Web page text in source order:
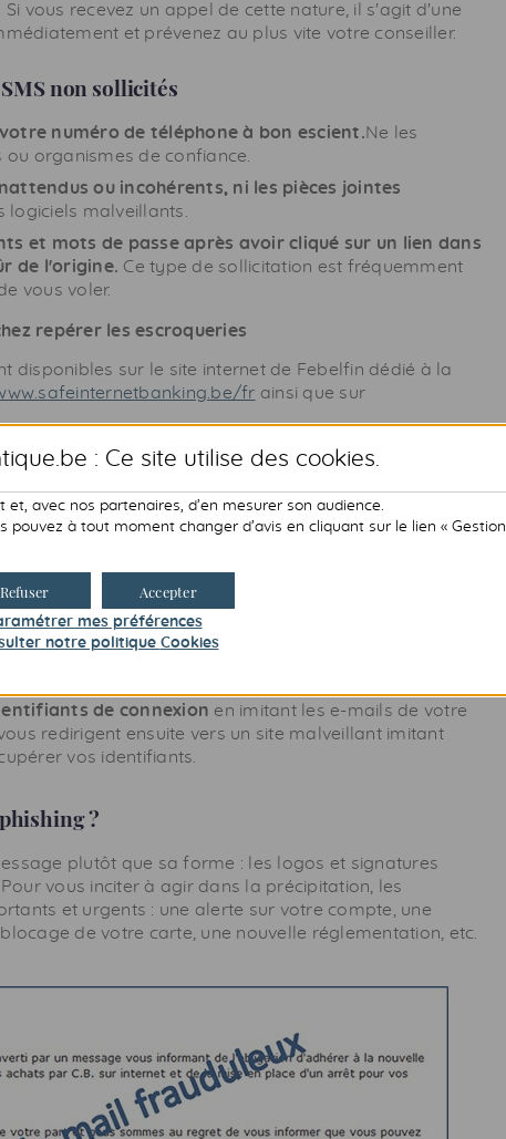
vous recevez un appel de cette nature, il s'agit d'une
et prévenez au plus vite votre conseiller.
non sollicités
numéro de téléphone à bon escient.Ne les
organismes de confiance.
ou incohérents, ni les pièces jointes
logiciels malveillants.
et mots de passe après avoir cliqué sur un lien dans
de l'origine. Ce type de sollicitation est fréquemment
vous voler.
repérer les escroqueries
disponibles sur le site internet de Febelfin dédié à la
fr ainsi que sur
tous les moyens de réaliser des opérations
de connexion en imitant les e-mails de votre
redirigent ensuite vers un site malveillant imitant
vos identifiants.
phishing?
plutôt que sa forme : les logos et signatures
vous inciter à agir dans la précipitation, les
et urgents : une alerte sur votre compte, une
de votre carte, une nouvelle réglementation, etc.
: Ce site utilise des cookies
avec nos partenaires, d’en mesurer son audience.
pouvez à tout moment changer d’avis en cliquant sur le lien « Gestion
Accepter
Refuser
mes préférences
notre politique Cookies